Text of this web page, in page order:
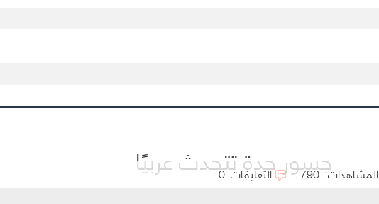
جسور جدة تتحدث عربيًاالمشاهدات : 790 التعليقات: 0